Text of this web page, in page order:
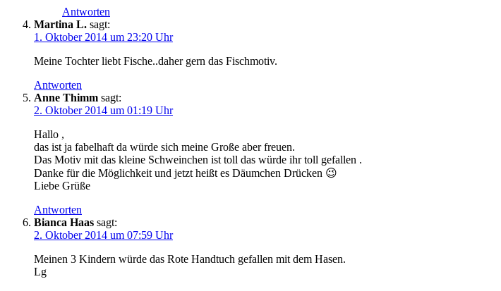
Antworten
Martina L. sagt:
1. Oktober 2014 um 23:20 Uhr
Meine Tochter liebt Fische..daher gern das Fischmotiv.
Antworten
Anne Thimm sagt:
2. Oktober 2014 um 01:19 Uhr
Hallo ,
das ist ja fabelhaft da würde sich meine Große aber freuen.
Das Motiv mit das kleine Schweinchen ist toll das würde ihr toll gefallen .
Danke für die Möglichkeit und jetzt heißt es Däumchen Drücken 😉
Liebe Grüße
Antworten
Bianca Haas sagt:
2. Oktober 2014 um 07:59 Uhr
Meinen 3 Kindern würde das Rote Handtuch gefallen mit dem Hasen.
Lg